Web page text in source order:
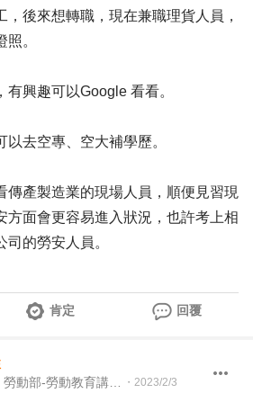
後來想轉職，現在兼職理貨人員，
。
興趣可以Google 看看。
去空專、空大補學歷。
傳產製造業的現場人員，順便見習現
方面會更容易進入狀況，也許考上相
的勞安人員。
肯定 回覆
・ 2023/2/3